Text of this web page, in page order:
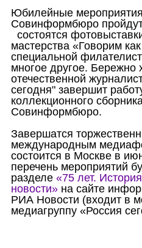
Юбилейные мероприятия
Совинформбюро
состоятся
мастерства «Говорим
специальной
многое другое. Бережно
отечественной
сегодня" завершит
коллекционного
Совинформбюро.
Завершатся
международным
состоится в Москве в
перечень мероприятий
разделе «75 лет.
новости» на сайте
РИА Новости (входит в
медиагруппу «Россия